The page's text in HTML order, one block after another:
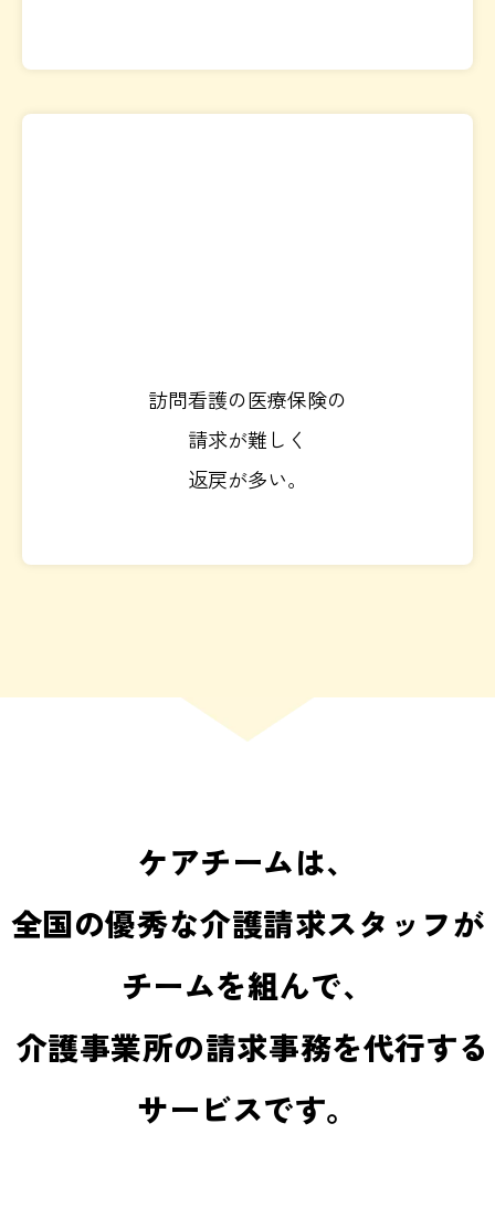
訪問看護の医療保険の
請求が難しく
返戻が多い。
ケアチームは、
全国の優秀な介護請求スタッフが
チームを組んで、
介護事業所の請求事務を代行する
サービスです。